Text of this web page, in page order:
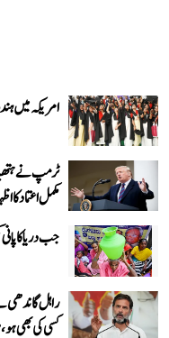
امریکہ میں
ٹرمپ نے
مکمل اعتماد کا
جب دریا کا
راہل گاندھی
کسی کی بھی